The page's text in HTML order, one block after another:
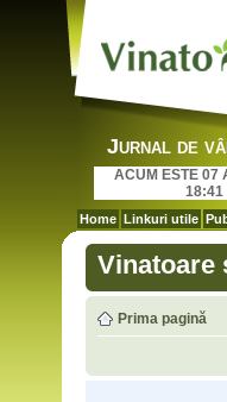
Jurnal de
ACUM ESTE 07
18:41
Home Linkuri utile
Vinatoare
Prima pagină